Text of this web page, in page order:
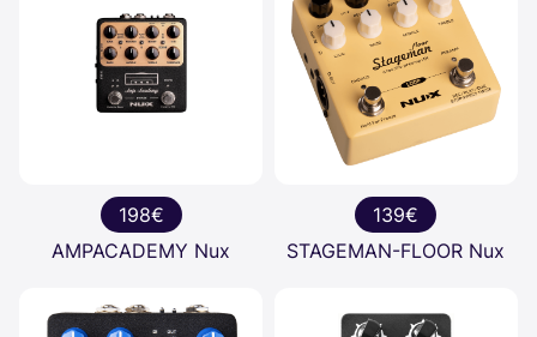
198€
AMPACADEMY Nux
139€
STAGEMAN-FLOOR Nux